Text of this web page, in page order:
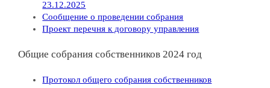
23.12.2025
Сообщение о проведении собрания
Проект перечня к договору управления
Общие собрания собственников 2024 год
Протокол общего собрания собственников